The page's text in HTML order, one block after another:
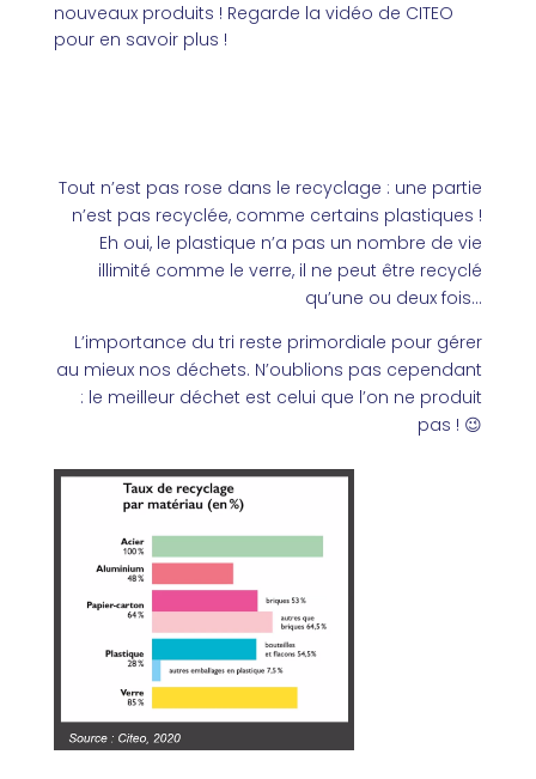
nouveaux produits ! Regarde la vidéo de CITEO
pour en savoir plus !
Tout n’est pas rose dans le recyclage : une partie
n’est pas recyclée, comme certains plastiques !
Eh oui, le plastique n’a pas un nombre de vie
illimité comme le verre, il ne peut être recyclé
qu’une ou deux fois…
L’importance du tri reste primordiale pour gérer
au mieux nos déchets. N’oublions pas cependant
: le meilleur déchet est celui que l’on ne produit
pas ! 😉